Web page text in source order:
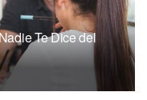
Te Dice del